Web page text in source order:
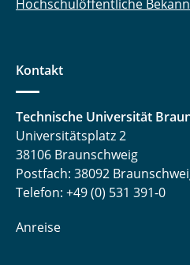
Hochschulöffentliche
Kontakt
Technische Universität
Universitätsplatz 2
38106 Braunschweig
Postfach: 38092
Telefon: +49 (0) 531 391-0
Anreise